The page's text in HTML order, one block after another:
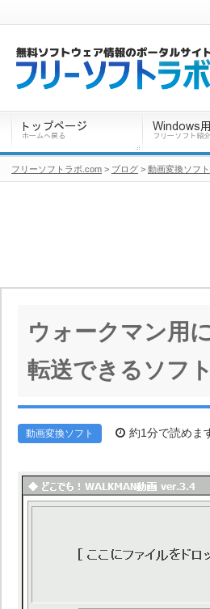
ウォークマン用
転送できるソフ
動画変換ソフト 約1分で読めま
フリーソフトラボ.com > ブログ > 動画変換ソフト